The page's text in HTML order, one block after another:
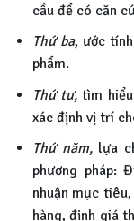
cầu để có căn
Thứ ba, ước
phẩm.
Thứ tư, tìm
xác định vị trí
Thứ năm,lựa
phương pháp:
nhuận mục
hàng, định giá